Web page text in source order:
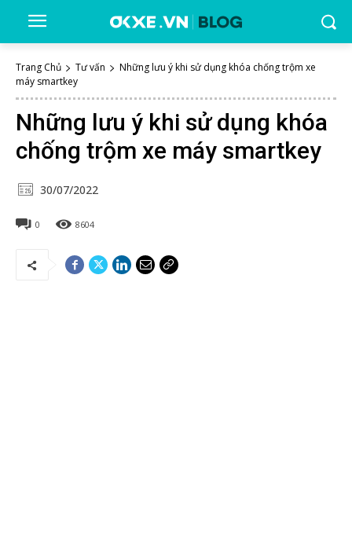
Trang Chủ Tư vấn
Những lưu ý khi sử dụng khóa chống trộm xe
máy smartkey
Những lưu ý khi sử dụng khóa
chống trộm xe máy smartkey
30/07/2022
0 8604